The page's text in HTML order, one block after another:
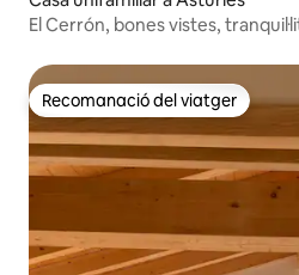
El Cerrón, bones vistes,
Recomanació del viatger
Recomanació del viatger